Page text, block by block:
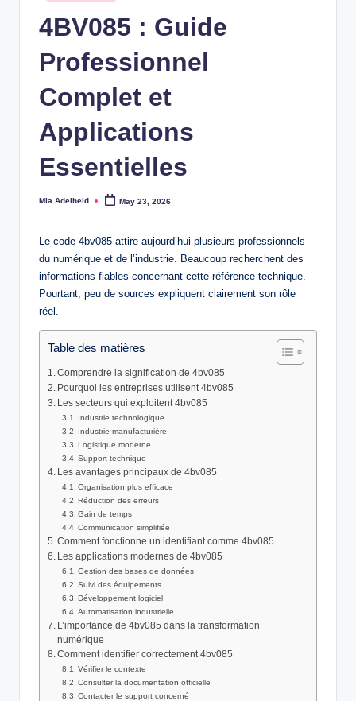
4BV085 : Guide
Professionnel
Complet et
Applications
Essentielles
Posted
Mia Adelheid May 23, 2026
Le code 4bv085 attire aujourd’hui plusieurs professionnels
du numérique et de l’industrie. Beaucoup recherchent des
informations fiables concernant cette référence technique.
Pourtant, peu de sources expliquent clairement son rôle
réel.
Table des matières
Comprendre la signification de 4bv085
Pourquoi les entreprises utilisent 4bv085
Les secteurs qui exploitent 4bv085
Industrie technologique
Industrie manufacturière
Logistique moderne
Support technique
Les avantages principaux de 4bv085
Organisation plus efficace
Réduction des erreurs
Gain de temps
Communication simplifiée
Comment fonctionne un identifiant comme 4bv085
Les applications modernes de 4bv085
Gestion des bases de données
Suivi des équipements
Développement logiciel
Automatisation industrielle
L’importance de 4bv085 dans la transformation
numérique
Comment identifier correctement 4bv085
Vérifier le contexte
Consulter la documentation officielle
Contacter le support concerné